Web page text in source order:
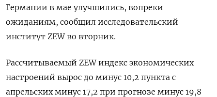
‌Германии в мае улучшились, ​вопреки
ожиданиям, ​сообщил ​исследовательский
институт ⁠ZEW ‌во вторник.
Рассчитываемый ‌ZEW индекс экономических ​
настроений ‌вырос ​до минус 10,2 ‌пункта с
апрельских минус 17,2 ​при ​прогнозе ‌минус 19,8